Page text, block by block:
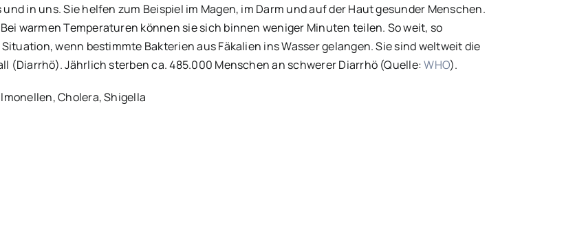
in uns. Sie helfen zum Beispiel im Magen, im Darm und auf der Haut gesunder Menschen.
warmen Temperaturen können sie sich binnen weniger Minuten teilen. So weit, so
wenn bestimmte Bakterien aus Fäkalien ins Wasser gelangen. Sie sind weltweit die
(Diarrhö). Jährlich sterben ca. 485.000 Menschen an schwerer Diarrhö (Quelle:WHO).
Cholera, Shigella